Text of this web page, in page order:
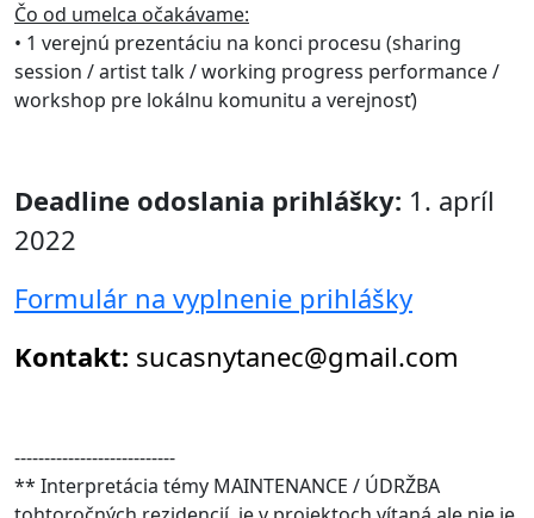
Čo od umelca očakávame:
• 1 verejnú prezentáciu na konci procesu (sharing
session / artist talk / working progress performance /
workshop pre lokálnu komunitu a verejnosť)
Deadline odoslania prihlášky: 1. apríl
2022
Formulár na vyplnenie prihlášky
Kontakt: sucasnytanec@gmail.com
---------------------------
** Interpretácia témy MAINTENANCE / ÚDRŽBA